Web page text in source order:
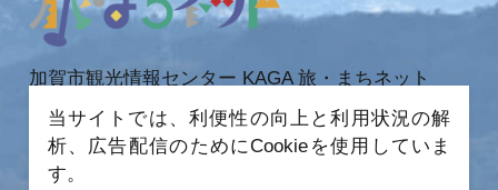
加賀市観光情報センター KAGA 旅・まちネット
〒922-0423
石川県加賀市作見町ヲ6-2 JR 加賀温泉駅内
TEL 0761-72-6678
当サイトでは、利便性の向上と利用状況の解
析、広告配信のためにCookieを使用していま
す。